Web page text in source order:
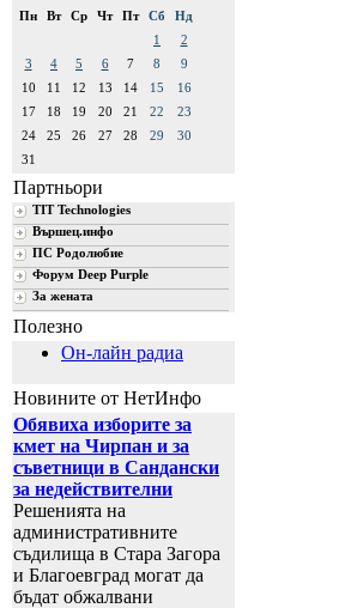
Пн
Вт Ср Чт Пт Сб
Нд
1
2
3
4 5 6 7 8
9
10
11 12 13 14 15
16
17
18 19 20 21 22
23
24
25 26 27 28 29
30
31
Партньори
TIT Technologies
Вършец.инфо
ПС Родолюбие
Форум Deep Purple
За жената
Полезно
Он-лайн радиа
Новините от НетИнфо
Обявиха изборите за
кмет на Чирпан и за
съветници в Сандански
за недействителни
Решенията на
административните
съдилища в Стара Загора
и Благоевград могат да
бъдат обжалвани